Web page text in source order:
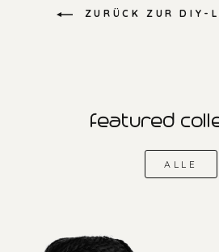
ZURÜCK ZUR DIY-
featured
ALLE